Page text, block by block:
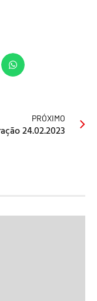
PRÓXIMO
24.02.2023